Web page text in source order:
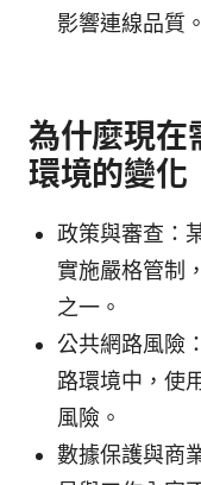
影響連線品質。
為什麼現在
環境的變化
政策與審查：
實施嚴格管制
之一。
公共網路風險
路環境中，使
風險。
數據保護與商